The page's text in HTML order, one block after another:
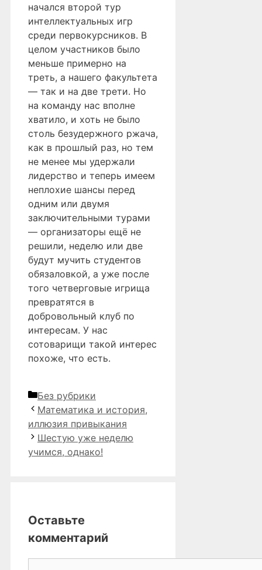
начался второй тур
интеллектуальных игр
среди первокурсников. В
целом участников было
меньше примерно на
треть, а нашего факультета
— так и на две трети. Но
на команду нас вполне
хватило, и хоть не было
столь безудержного ржача,
как в прошлый раз, но тем
не менее мы удержали
лидерство и теперь имеем
неплохие шансы перед
одним или двумя
заключительными турами
— организаторы ещё не
решили, неделю или две
будут мучить студентов
обязаловкой, а уже после
того четверговые игрища
превратятся в
добровольный клуб по
интересам. У нас
сотоварищи такой интерес
похоже, что есть.
Рубрики
Без рубрики
Математика и история,
иллюзия привыкания
Шестую уже неделю
учимся, однако!
Оставьте
комментарий